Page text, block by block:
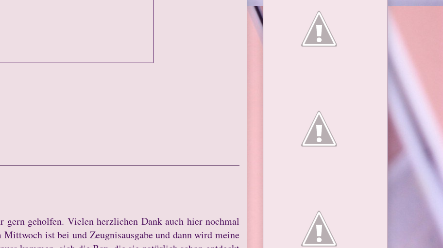
geholfen. Vielen herzlichen Dank auch hier nochmal
ist bei und Zeugnisausgabe und dann wird meine